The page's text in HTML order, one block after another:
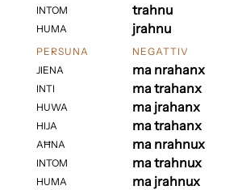
INTOM
HUMA
trahnu
jrahnu
PERSUNA
JIENA
INTI
HUWA
HIJA
AĦNA
INTOM
HUMA
NEGATTIV
ma nrahanx
ma trahanx
ma jrahanx
ma trahanx
ma nrahnux
ma trahnux
ma jrahnux